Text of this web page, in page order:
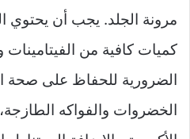
مرونة الجلد. يجب أن يحتوي
كميات كافية من الفيتامينات
الضرورية للحفاظ على صحة
الخضروات والفواكه